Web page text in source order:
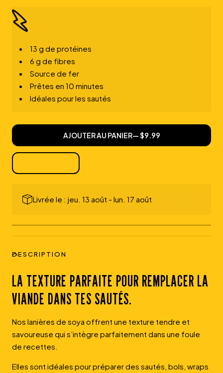
pour
PVT
de
soya
de
soya
13 g de protéines
6 g de fibres
Source de fer
Prêtes en 10 minutes
Idéales pour les sautés
AJOUTER AU PANIER— $9.99
Livrée le : jeu. 13 août - lun. 17 août
DESCRIPTION
LA TEXTURE PARFAITE POUR REMPLACER LA
VIANDE DANS TES SAUTÉS.
Nos lanières de soya offrent une texture tendre et
savoureuse qui s’intègre parfaitement dans une foule
de recettes.
Elles sont idéales pour préparer des sautés, bols, wraps